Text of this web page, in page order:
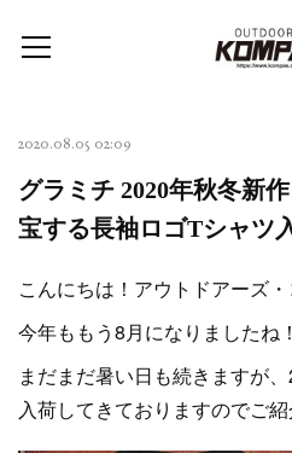
2020.08.05 02:09
グラミチ 2020年秋冬新
宝する長袖ロゴTシャツ
こんにちは！アウトドアーズ
今年ももう8月になりましたね！
まだまだ暑い日も続きますが
入荷してきておりますのでご紹